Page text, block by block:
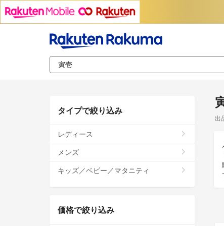
出
タイプで絞り込み
レディース
メンズ
キッズ／ベビー／マタニティ
価格で絞り込み